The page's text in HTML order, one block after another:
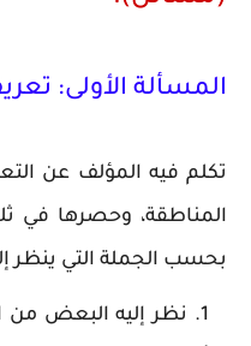
المسألة الأولى:
تكلم فيه المؤلف عن
المناطقة، وحصرها في
بحسب الجملة التي ينظر
نظر إليه البعض من